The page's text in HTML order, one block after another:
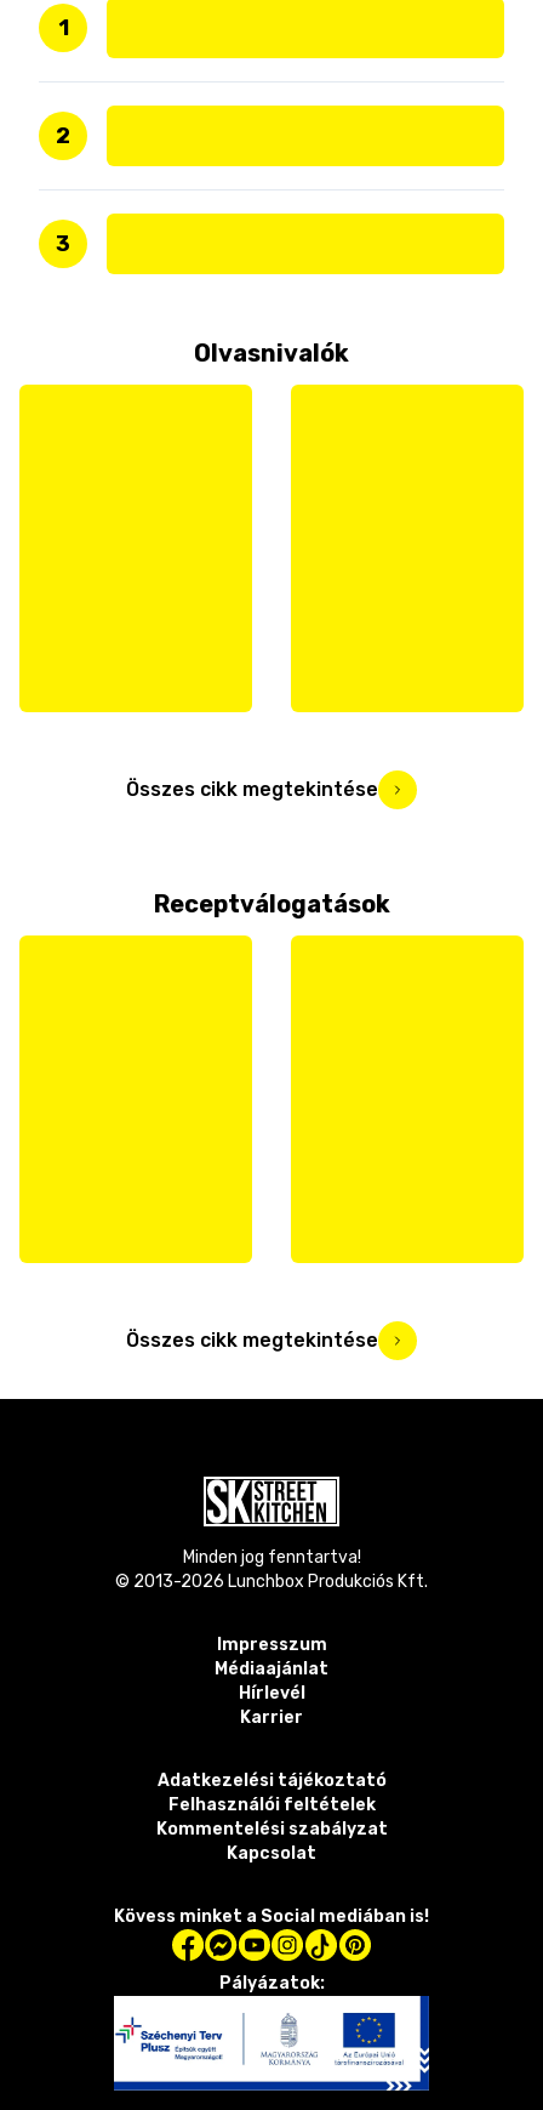
1
2
3
Olvasnivalók
Összes cikk megtekintése
Receptválogatások
Összes cikk megtekintése
Minden jog fenntartva!
© 2013-2026 Lunchbox Produkciós Kft.
Impresszum
Médiaajánlat
Hírlevél
Karrier
Adatkezelési tájékoztató
Felhasználói feltételek
Kommentelési szabályzat
Kapcsolat
Kövess minket a Social mediában is!
Pályázatok: